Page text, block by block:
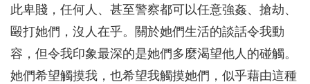
此卑賤，任何人、甚至警察都可以任意強姦、搶劫、
毆打她們，沒人在乎。關於她們生活的談話令我動
容，但令我印象最深的是她們多麼渴望他人的碰觸。
她們希望觸摸我，也希望我觸摸她們，似乎藉由這種